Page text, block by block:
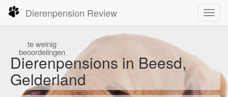
Dierenpension Review
teweinig
beoordelingen
Dierenpensions in Beesd,
Gelderland